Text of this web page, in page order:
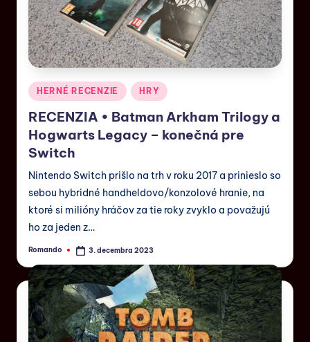
HERNÉ RECENZIE HRY
RECENZIA • Batman Arkham Trilogy a
Hogwarts Legacy – konečná pre
Switch
Nintendo Switch prišlo na trh v roku 2017 a prinieslo so
sebou hybridné handheldovo/konzolové hranie, na
ktoré si milióny hráčov za tie roky zvyklo a považujú
ho za jeden z…
Romando 3. decembra 2023